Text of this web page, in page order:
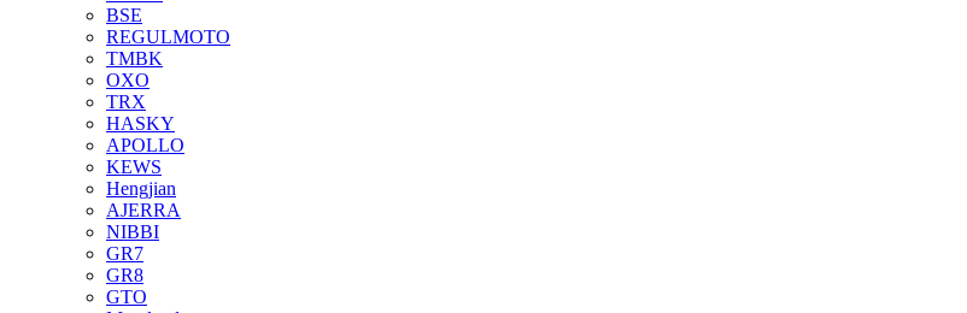
BSE
REGULMOTO
TMBK
OXO
TRX
HASKY
APOLLO
KEWS
Hengjian
AJERRA
NIBBI
GR7
GR8
GTO